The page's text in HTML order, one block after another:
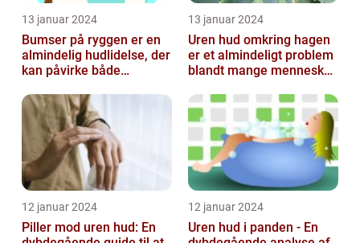
13 januar 2024
Bumser på ryggen er en
almindelig hudlidelse, der
kan påvirke både
13 januar 2024
Uren hud omkring hagen
er et almindeligt problem
blandt mange mennesker,
og...
12 januar 2024
Piller mod uren hud: En
12 januar 2024
Uren hud i panden - En